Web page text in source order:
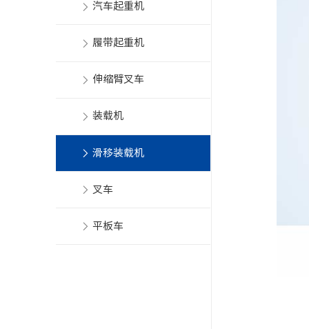
汽车起重机
履带起重机
伸缩臂叉车
装载机
滑移装载机
叉车
平板车